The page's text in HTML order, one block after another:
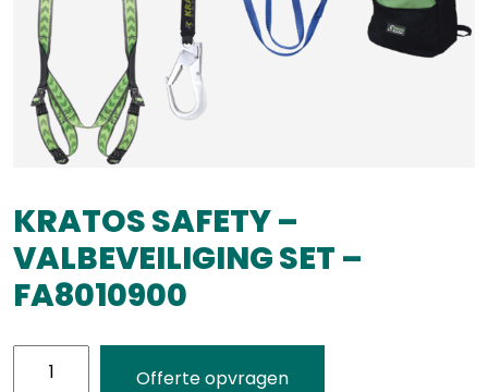
KRATOS SAFETY –
VALBEVEILIGING SET –
FA8010900
KRATOS
Offerte opvragen